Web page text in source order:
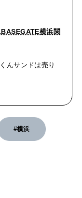
横浜関
んサンドは売り
#横浜